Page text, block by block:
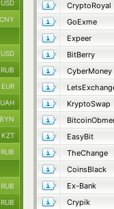
CryptoRoyal
GoExme
Expeer
BitBerry
CyberMoney
KryptoSwap
EasyBit
TheChange
CoinsBlack
Ex-Bank
Crypik
USD
CNY
USD
RUB
EUR
UAH
BYN
KZT
RUB
RUB
RUB